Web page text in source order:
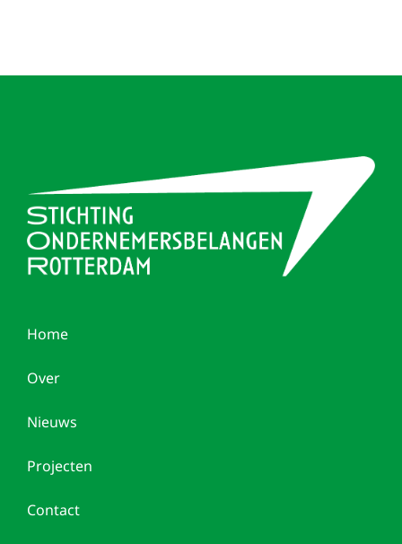
Home
Over
Nieuws
Projecten
Contact